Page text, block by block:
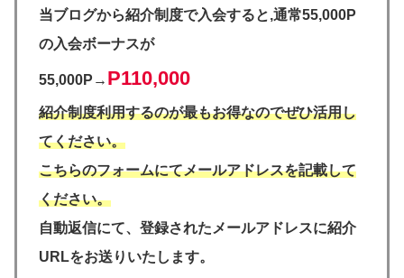
当ブログから紹介制度で入会すると,通常55,000P
の入会ボーナスが
55,000P→ P110,000
紹介制度利用するのが最もお得なのでぜひ活用し
てください。
こちらのフォームにてメールアドレスを記載して
ください。
自動返信にて、登録されたメールアドレスに紹介
URLをお送りいたします。